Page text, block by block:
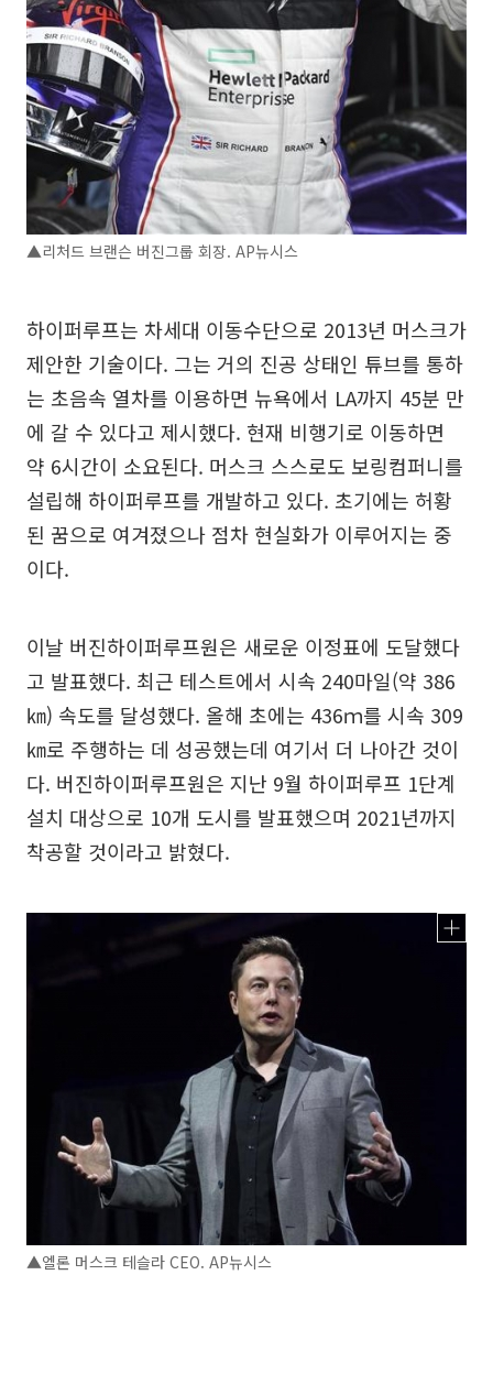
▲리처드 브랜슨 버진그룹 회장. AP뉴시스
하이퍼루프는 차세대 이동수단으로 2013년 머스크가
제안한 기술이다. 그는 거의 진공 상태인 튜브를 통하
는 초음속 열차를 이용하면 뉴욕에서 LA까지 45분 만
에 갈 수 있다고 제시했다. 현재 비행기로 이동하면
약 6시간이 소요된다. 머스크 스스로도 보링컴퍼니를
설립해 하이퍼루프를 개발하고 있다. 초기에는 허황
된 꿈으로 여겨졌으나 점차 현실화가 이루어지는 중
이다.
이날 버진하이퍼루프원은 새로운 이정표에 도달했다
고 발표했다. 최근 테스트에서 시속 240마일(약 386
㎞) 속도를 달성했다. 올해 초에는 436ｍ를 시속 309
㎞로 주행하는 데 성공했는데 여기서 더 나아간 것이
다. 버진하이퍼루프원은 지난 9월 하이퍼루프 1단계
설치 대상으로 10개 도시를 발표했으며 2021년까지
착공할 것이라고 밝혔다.
▲엘론 머스크 테슬라 CEO. AP뉴시스